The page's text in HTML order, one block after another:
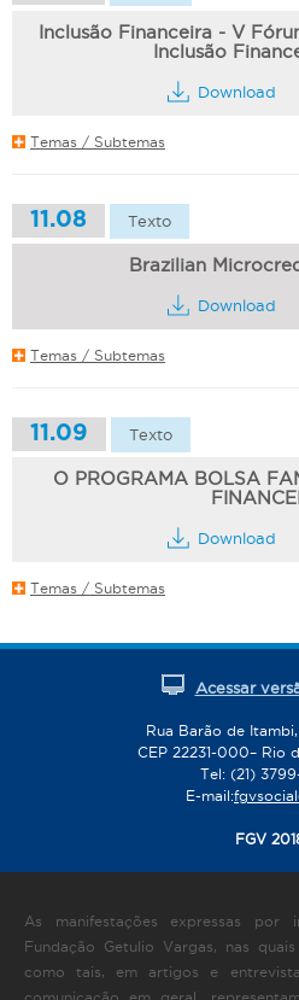
Inclusão Financeira - V
Inclusão
Download
Temas / Subtemas
11.08 Texto
Brazilian
Download
Temas / Subtemas
11.09 Texto
O PROGRAMA BOLSA
Download
Temas / Subtemas
Acessar
Rua Barão de
CEP 22231-000– Rio
Tel: (21)
E-mail:
FGV
As manifestações expressas por
Fundação Getulio Vargas, nas
como tais, em artigos e
comunicação em geral,